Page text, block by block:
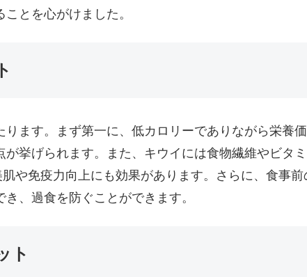
とを心がけました。
ます。まず第一に、低カロリーでありながら栄養
挙げられます。また、キウイには食物繊維やビタ
や免疫力向上にも効果があります。さらに、食事前
、過食を防ぐことができます。
ト